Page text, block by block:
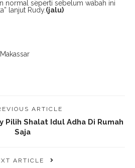
normal seperti sebelum wabah ini
lanjut Rudy.(jalu)
ARTICLE
Pilih Shalat Idul Adha Di Rumah
Saja
ARTICLE